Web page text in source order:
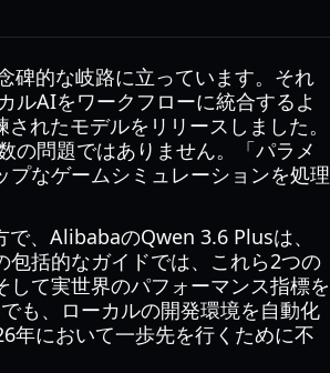
碑的な岐路に立っています。それ
ルAIをワークフローに統合するよ
れたモデルをリリースしました。
の問題ではありません。「パラメ
なゲームシミュレーションを処理
、AlibabaのQwen 3.6 Plusは、
括的なガイドでは、これら2つの
て実世界のパフォーマンス指標を
も、ローカルの開発環境を自動化
年において一歩先を行くために不